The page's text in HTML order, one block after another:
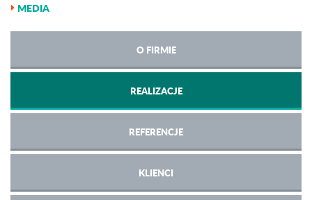
MEDIA
O FIRMIE
REALIZACJE
REFERENCJE
KLIENCI